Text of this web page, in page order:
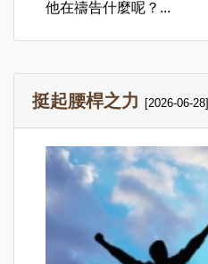
他在禱告什麼呢？...
挺起腰桿之力 [2026-06-28]